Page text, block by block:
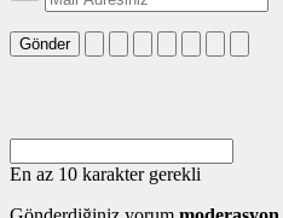
Gönder
En az 10 karakter gerekli